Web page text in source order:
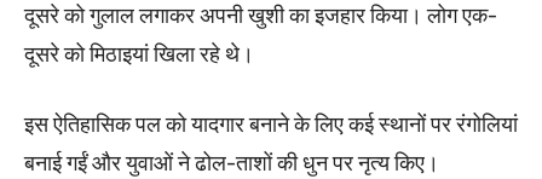
दूसरे को गुलाल लगाकर अपनी खुशी का इजहार किया। लोग एक-
दूसरे को मिठाइयां खिला रहे थे।
इस ऐतिहासिक पल को यादगार बनाने के लिए कई स्थानों पर रंगोलियां
बनाई गईं और युवाओं ने ढोल-ताशों की धुन पर नृत्य किए।